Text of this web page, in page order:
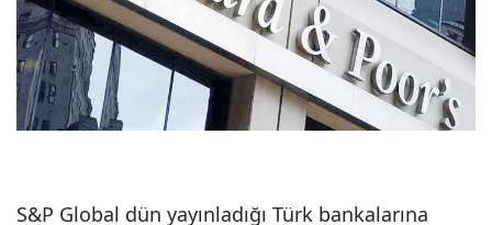
S&P Global dün yayınladığı Türk bankalarına